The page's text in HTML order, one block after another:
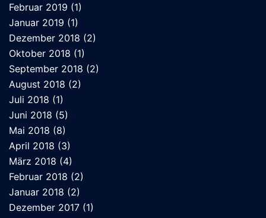
Februar 2019 (1)
Januar 2019 (1)
Dezember 2018 (2)
Oktober 2018 (1)
September 2018 (2)
August 2018 (2)
Juli 2018 (1)
Juni 2018 (5)
Mai 2018 (8)
April 2018 (3)
März 2018 (4)
Februar 2018 (2)
Januar 2018 (2)
Dezember 2017 (1)